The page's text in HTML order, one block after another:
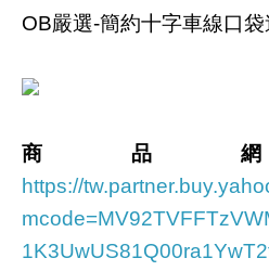
OB嚴選-簡約十字車線口
商品
https://